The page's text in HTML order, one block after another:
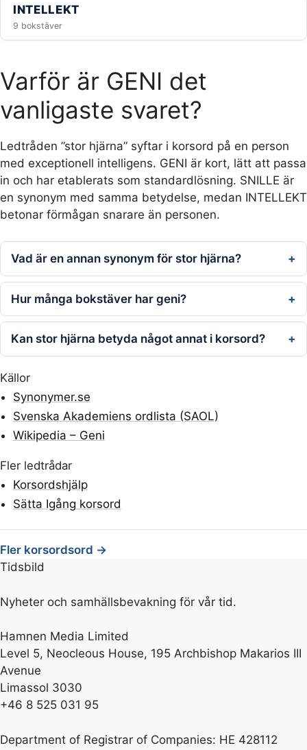
INTELLEKT
9 bokstäver
Varför är GENI det
vanligaste svaret?
Ledtråden ”stor hjärna” syftar i korsord på en person
med exceptionell intelligens. GENI är kort, lätt att passa
in och har etablerats som standardlösning. SNILLE är
en synonym med samma betydelse, medan INTELLEKT
betonar förmågan snarare än personen.
Vad är en annan synonym för stor hjärna?
Hur många bokstäver har geni?
Kan stor hjärna betyda något annat i korsord?
Källor
Synonymer.se
Svenska Akademiens ordlista (SAOL)
Wikipedia – Geni
Fler ledtrådar
Korsordshjälp
Sätta Igång korsord
Fler korsordsord →
Tidsbild
Nyheter och samhällsbevakning för vår tid.
Hamnen Media Limited
Level 5, Neocleous House, 195 Archbishop Makarios III
Avenue
Limassol 3030
+46 8 525 031 95
Department of Registrar of Companies: HE 428112